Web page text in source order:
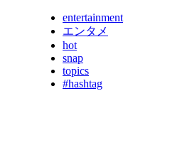
entertainment
エンタメ
hot
snap
topics
#hashtag